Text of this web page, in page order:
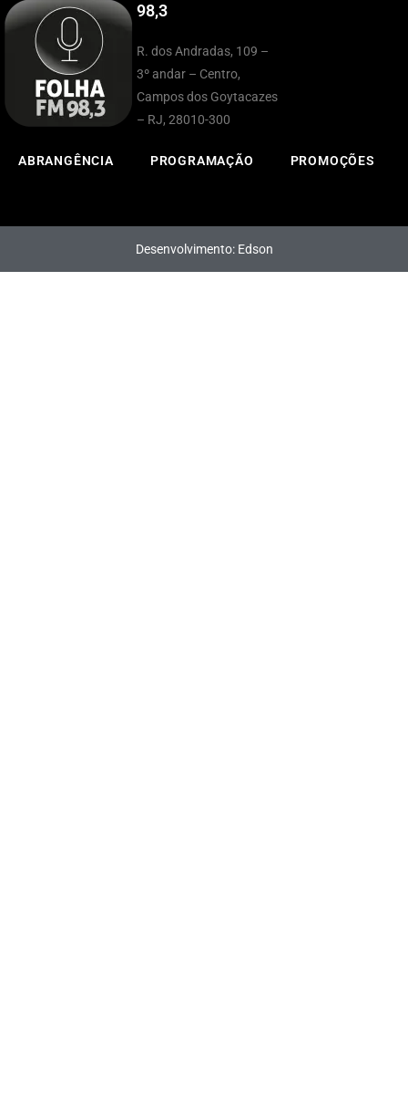
98,3
R. dos Andradas, 109 –
3º andar – Centro,
Campos dos Goytacazes
– RJ, 28010-300
ABRANGÊNCIA PROGRAMAÇÃO PROMOÇÕES
Desenvolvimento: Edson